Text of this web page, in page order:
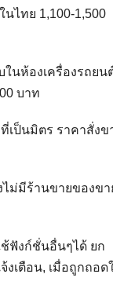
ไทย 1,100-1,500
ในห้องเครื่องรถยน
บาท
ที่เป็นมิตร ราคาสั่งข
ไม่มีร้านขายของขา
ช้ฟังก์ชั่นอื่นๆได้ ยก
งเตือน, เมื่อถูกถอด